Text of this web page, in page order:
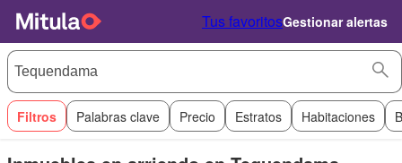
Tus favoritosGestionar alertas
Filtros Palabras clave Precio Estratos Habitaciones